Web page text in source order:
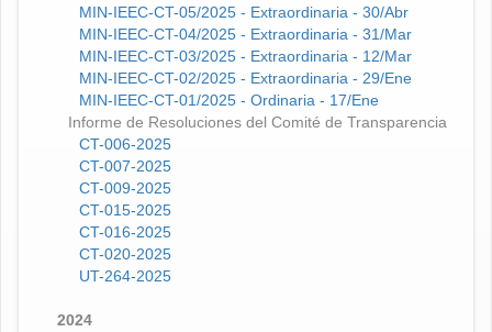
MIN-IEEC-CT-05/2025 - Extraordinaria - 30/Abr
MIN-IEEC-CT-04/2025 - Extraordinaria - 31/Mar
MIN-IEEC-CT-03/2025 - Extraordinaria - 12/Mar
MIN-IEEC-CT-02/2025 - Extraordinaria - 29/Ene
MIN-IEEC-CT-01/2025 - Ordinaria - 17/Ene
Informe de Resoluciones del Comité de Transparencia
CT-006-2025
CT-007-2025
CT-009-2025
CT-015-2025
CT-016-2025
CT-020-2025
UT-264-2025
2024